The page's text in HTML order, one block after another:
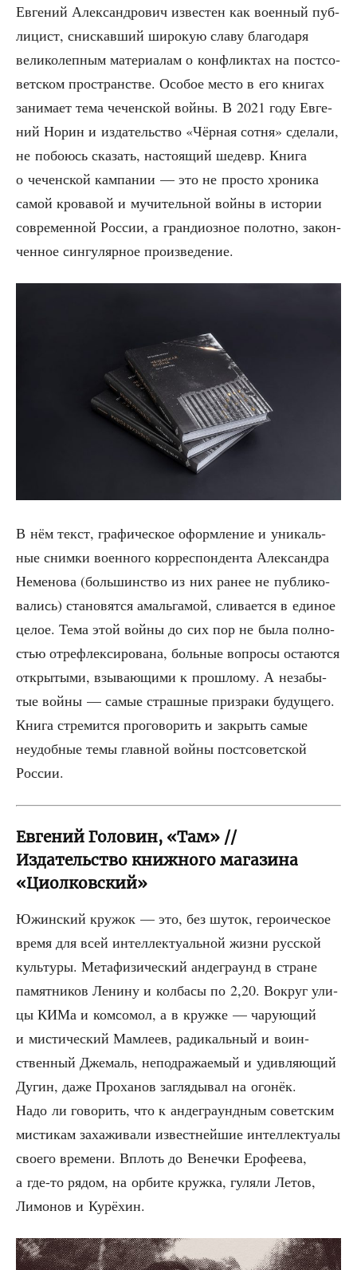
Евге­ний Алек­сан­дро­вич изве­стен как воен­ный пуб­
ли­цист, снис­кав­ший широ­кую сла­ву бла­го­да­ря
вели­ко­леп­ным мате­ри­а­лам о кон­флик­тах на пост­со­
вет­ском про­стран­стве. Осо­бое место в его кни­гах
зани­ма­ет тема чечен­ской вой­ны. В 2021 году Евге­
ний Норин и изда­тель­ство «Чёр­ная сот­ня» сде­ла­ли,
не побо­юсь ска­зать, насто­я­щий шедевр. Кни­га
о чечен­ской кам­па­нии — это не про­сто хро­ни­ка
самой кро­ва­вой и мучи­тель­ной вой­ны в исто­рии
совре­мен­ной Рос­сии, а гран­ди­оз­ное полот­но, закон­
чен­ное син­гу­ляр­ное произведение.
В нём текст, гра­фи­че­ское оформ­ле­ние и уни­каль­
ные сним­ки воен­но­го кор­ре­спон­ден­та Алек­сандра
Неме­но­ва (боль­шин­ство из них ранее не пуб­ли­ко­
ва­лись) ста­но­вят­ся амаль­га­мой, сли­ва­ет­ся в еди­ное
целое. Тема этой вой­ны до сих пор не была пол­но­
стью отре­флек­си­ро­ва­на, боль­ные вопро­сы оста­ют­ся
откры­ты­ми, взы­ва­ю­щи­ми к про­шло­му. А неза­бы­
тые вой­ны — самые страш­ные при­зра­ки буду­ще­го.
Кни­га стре­мит­ся про­го­во­рить и закрыть самые
неудоб­ные темы глав­ной вой­ны пост­со­вет­ской
России.
Евгений Головин, «Там» //
Издательство книжного магазина
«Циолковский»
Южин­ский кру­жок — это, без шуток, геро­и­че­ское
вре­мя для всей интел­лек­ту­аль­ной жиз­ни рус­ской
куль­ту­ры. Мета­фи­зи­че­ский анде­гра­унд в стране
памят­ни­ков Лени­ну и кол­ба­сы по 2,20. Вокруг ули­
цы КИМа и ком­со­мол, а в круж­ке — чару­ю­щий
и мисти­че­ский Мамле­ев, ради­каль­ный и воин­
ствен­ный Дже­маль, непод­ра­жа­е­мый и удив­ля­ю­щий
Дугин, даже Про­ха­нов загля­ды­вал на ого­нёк.
Надо ли гово­рить, что к анде­гра­унд­ным совет­ским
мисти­кам заха­жи­ва­ли извест­ней­шие интел­лек­ту­а­лы
сво­е­го вре­ме­ни. Вплоть до Венеч­ки Еро­фе­е­ва,
а где-то рядом, на орби­те круж­ка, гуля­ли Летов,
Лимо­нов и Курёхин.